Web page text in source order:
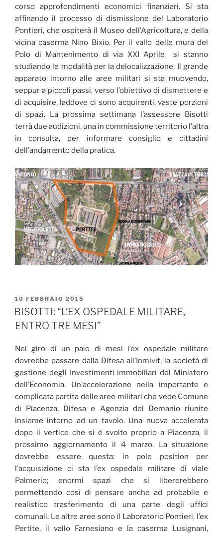
corso approfondimenti economici finanziari. Si sta
affinando il processo di dismissione del Laboratorio
Pontieri, che ospiterà il Museo dell’Agricoltura, e della
vicina caserma Nino Bixio. Per il vallo delle mura del
Polo di Mantenimento di via XXI Aprile si stanno
studiando le modalità per la delocalizzazione. Il grande
apparato intorno alle aree militari si sta muovendo,
seppur a piccoli passi, verso l’obiettivo di dismettere e
di acquisire, laddove ci sono acquirenti, vaste porzioni
di spazi. La prossima settimana l’assessore Bisotti
terrà due audizioni, una in commissione territorio l’altra
in consulta, per informare consiglio e cittadini
dell’andamento della pratica.
PUBBLICATO
IL
10 FEBBRAIO 2015
BISOTTI: “L’EX OSPEDALE MILITARE,
ENTRO TRE MESI”
Nel giro di un paio di mesi l’ex ospedale militare
dovrebbe passare dalla Difesa all’Inmivit, la società di
gestione degli Investimenti immobiliari del Ministero
dell’Economia. Un’accelerazione nella importante e
complicata partita delle aree militari che vede Comune
di Piacenza, Difesa e Agenzia del Demanio riunite
insieme intorno ad un tavolo. Una nuova accelerata
dopo il vertice che si è svolto proprio a Piacenza, il
prossimo aggiornamento il 4 marzo. La situazione
dovrebbe essere questa: in pole position per
l’acquisizione ci sta l’ex ospedale militare di viale
Palmerio; enormi spazi che si libererebbero
permettendo così di pensare anche ad probabile e
realistico trasferimento di una parte degli uffici
comunali. Le altre aree sono il Laboratorio Pontieri, l’ex
Pertite, il vallo Farnesiano e la caserma Lusignani,